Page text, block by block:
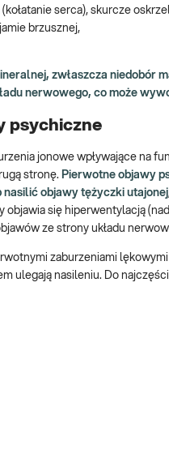
serca), skurcze
brzusznej,
zwłaszcza niedobór
nerwowego, co może
psychiczne
jonowe wpływające na
stronę. Pierwotne objawy
objawy tężyczki utajonej
się hiperwentylacją
ze strony układu
zaburzeniami
ulegają nasileniu. Do